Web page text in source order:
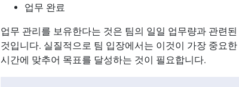
업무 완료
업무 관리를 보유한다는 것은 팀의 일일 업무량과 관련
것입니다. 실질적으로 팀 입장에서는 이것이 가장 중요
시간에 맞추어 목표를 달성하는 것이 필요합니다.